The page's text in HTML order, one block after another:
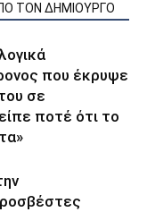
ΤΟΝ ΔΗΜΙΟΥΡΓΟ
που έκρυψε
σε
ποτέ ότι το